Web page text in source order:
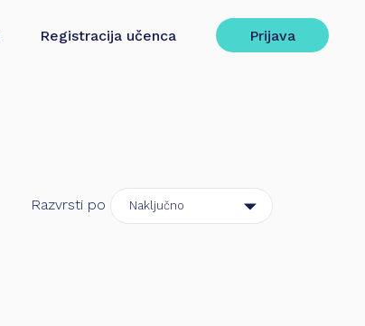
Registracija učenca Prijava
Razvrsti po